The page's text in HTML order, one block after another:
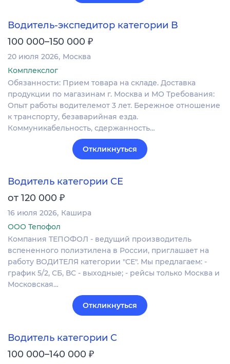
Водитель-экспедитор категории B
100 000–150 000 ₽
20 июля 2026 Москва
Комплекслог
Обязанности: Прием товара на складе. Доставка
продукции по магазинам г. Москва и МО Требования:
Опыт работы водителемот 3 лет. Бережное отношение
к транспорту, безаварийная езда.
Коммуникабельность, сдержанность…
Откликнуться
Водитель категории СЕ
от 120 000 ₽
16 июля 2026 Кашира
ООО Тепофол
Компания ТЕПОФОЛ - ведущий производитель
вспененного полиэтилена в России, приглашает на
работу ВОДИТЕЛЯ категории "СЕ". Мы предлагаем: -
график 5/2, СБ, ВС - выходные; - рейсы только Москва и
Московская…
Откликнуться
Водитель категории C
100 000–140 000 ₽